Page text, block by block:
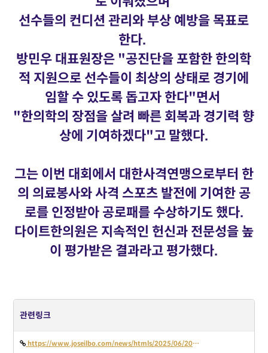
선수들의 컨디션 관리와 부상 예방을 목표로
한다.
방민우 대표원장은 "공진단을 포함한 한의학
적 지원으로 선수들이 최상의 상태로 경기에
임할 수 있도록 돕고자 한다"면서
"한의학의 장점을 살려 빠른 회복과 경기력 향
상에 기여하겠다"고 말했다.
그는 이번 대회에서 대한사격연맹으로부터 한
의 의료봉사와 사격 스포츠 발전에 기여한 공
로를 인정받아 공로패를 수상하기도 했다.
다이트한의원은 지속적인 헌신과 전문성을 높
이 평가받은 결과라고 평가했다.
관련링크
https://www.joseilbo.com/news/htmls/2025/06/20250627546842.html